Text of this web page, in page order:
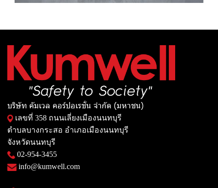
บริษัท คัมเวล คอร์ปอเรชั่น จำกัด (มหาชน)
เลขที่ 358 ถนนเลี่ยงเมืองนนทบุรี
ตำบลบางกระสอ อำเภอเมืองนนทบุรี
จังหวัดนนทบุรี
02-954-3455
info@kumwell.com